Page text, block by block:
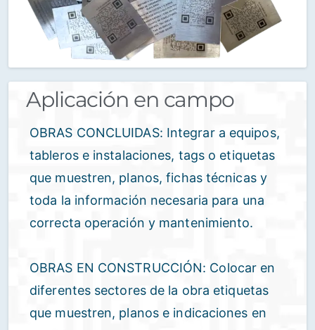
Aplicación en campo
OBRAS CONCLUIDAS: Integrar a equipos,
tableros e instalaciones, tags o etiquetas
que muestren, planos, fichas técnicas y
toda la información necesaria para una
correcta operación y mantenimiento.
OBRAS EN CONSTRUCCIÓN: Colocar en
diferentes sectores de la obra etiquetas
que muestren, planos e indicaciones en